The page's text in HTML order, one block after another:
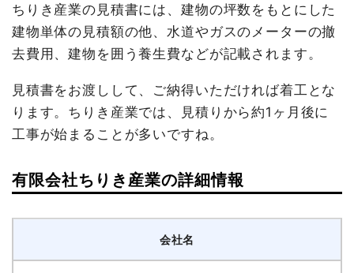
ちりき産業の見積書には、建物の坪数をもとにした
建物単体の見積額の他、水道やガスのメーターの撤
去費用、建物を囲う養生費などが記載されます。
見積書をお渡しして、ご納得いただければ着工とな
ります。ちりき産業では、見積りから約1ヶ月後に
工事が始まることが多いですね。
有限会社ちりき産業の詳細情報
会社名